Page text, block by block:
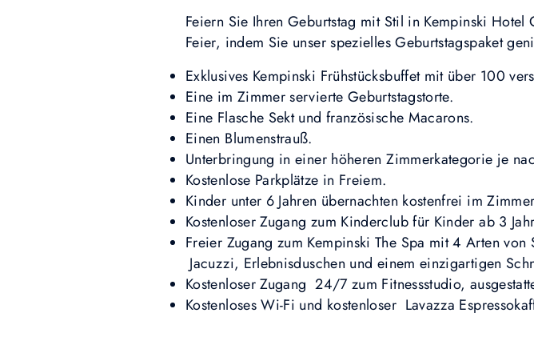
Feiern Sie Ihren Geburtstag mit Stil in Kempinski
Feier, indem Sie unser spezielles Geburtstagspaket
Exklusives Kempinski Frühstücksbuffet mit über 100
Eine im Zimmer servierte Geburtstagstorte.
Eine Flasche Sekt und französische Macarons.
Einen Blumenstrauß.
Unterbringung in einer höheren Zimmerkategorie je
Kostenlose Parkplätze in Freiem.
Kinder unter 6 Jahren übernachten kostenfrei im
Kostenloser Zugang zum Kinderclub für Kinder ab 3
Freier Zugang zum Kempinski The Spa mit 4 Arten
Jacuzzi, Erlebnisduschen und einem einzigartigen
Kostenloser Zugang 24/7 zum Fitnessstudio,
Kostenloses Wi-Fi und kostenloser Lavazza